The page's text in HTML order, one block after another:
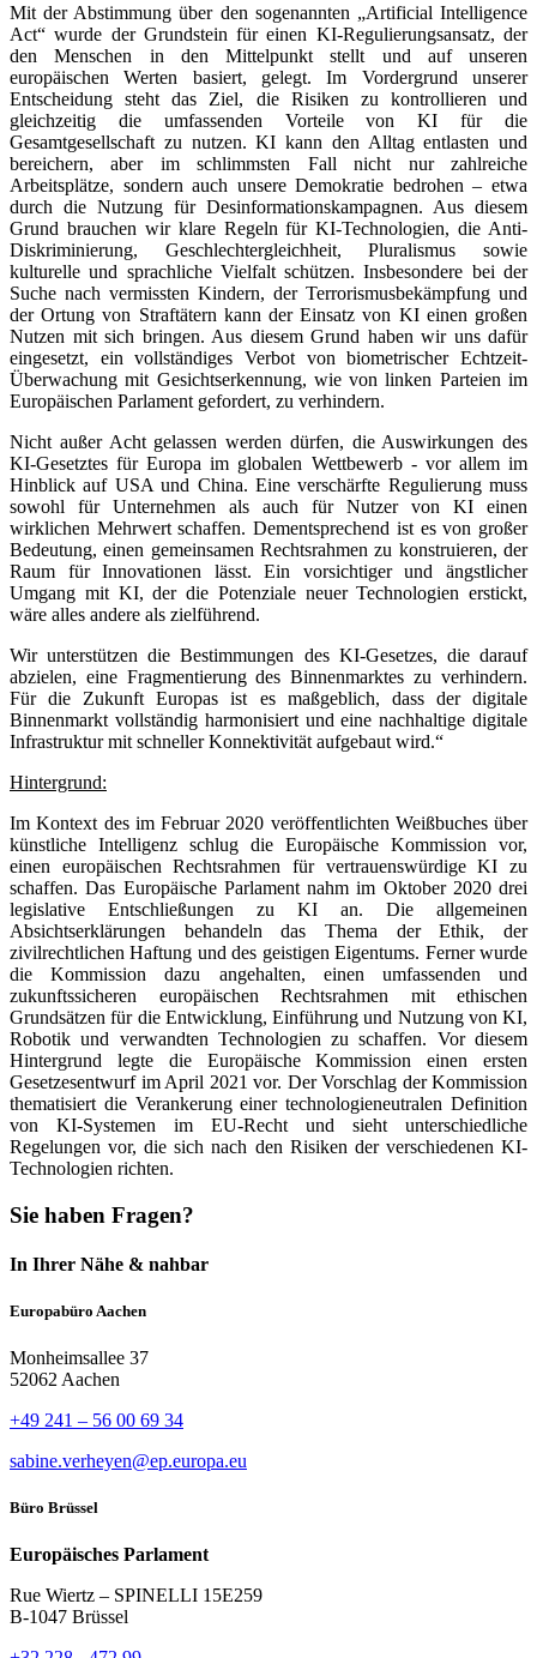
Mit der Abstimmung über den sogenannten „Artificial Intelligence
Act“ wurde der Grundstein für einen KI-Regulierungsansatz, der
den Menschen in den Mittelpunkt stellt und auf unseren
europäischen Werten basiert, gelegt. Im Vordergrund unserer
Entscheidung steht das Ziel, die Risiken zu kontrollieren und
gleichzeitig die umfassenden Vorteile von KI für die
Gesamtgesellschaft zu nutzen. KI kann den Alltag entlasten und
bereichern, aber im schlimmsten Fall nicht nur zahlreiche
Arbeitsplätze, sondern auch unsere Demokratie bedrohen – etwa
durch die Nutzung für Desinformationskampagnen. Aus diesem
Grund brauchen wir klare Regeln für KI-Technologien, die Anti-
Diskriminierung, Geschlechtergleichheit, Pluralismus sowie
kulturelle und sprachliche Vielfalt schützen. Insbesondere bei der
Suche nach vermissten Kindern, der Terrorismusbekämpfung und
der Ortung von Straftätern kann der Einsatz von KI einen großen
Nutzen mit sich bringen. Aus diesem Grund haben wir uns dafür
eingesetzt, ein vollständiges Verbot von biometrischer Echtzeit-
Überwachung mit Gesichtserkennung, wie von linken Parteien im
Europäischen Parlament gefordert, zu verhindern.
Nicht außer Acht gelassen werden dürfen, die Auswirkungen des
KI-Gesetztes für Europa im globalen Wettbewerb - vor allem im
Hinblick auf USA und China. Eine verschärfte Regulierung muss
sowohl für Unternehmen als auch für Nutzer von KI einen
wirklichen Mehrwert schaffen. Dementsprechend ist es von großer
Bedeutung, einen gemeinsamen Rechtsrahmen zu konstruieren, der
Raum für Innovationen lässt. Ein vorsichtiger und ängstlicher
Umgang mit KI, der die Potenziale neuer Technologien erstickt,
wäre alles andere als zielführend.
Wir unterstützen die Bestimmungen des KI-Gesetzes, die darauf
abzielen, eine Fragmentierung des Binnenmarktes zu verhindern.
Für die Zukunft Europas ist es maßgeblich, dass der digitale
Binnenmarkt vollständig harmonisiert und eine nachhaltige digitale
Infrastruktur mit schneller Konnektivität aufgebaut wird.“
Hintergrund:
Im Kontext des im Februar 2020 veröffentlichten Weißbuches über
künstliche Intelligenz schlug die Europäische Kommission vor,
einen europäischen Rechtsrahmen für vertrauenswürdige KI zu
schaffen. Das Europäische Parlament nahm im Oktober 2020 drei
legislative Entschließungen zu KI an. Die allgemeinen
Absichtserklärungen behandeln das Thema der Ethik, der
zivilrechtlichen Haftung und des geistigen Eigentums. Ferner wurde
die Kommission dazu angehalten, einen umfassenden und
zukunftssicheren europäischen Rechtsrahmen mit ethischen
Grundsätzen für die Entwicklung, Einführung und Nutzung von KI,
Robotik und verwandten Technologien zu schaffen. Vor diesem
Hintergrund legte die Europäische Kommission einen ersten
Gesetzesentwurf im April 2021 vor. Der Vorschlag der Kommission
thematisiert die Verankerung einer technologieneutralen Definition
von KI-Systemen im EU-Recht und sieht unterschiedliche
Regelungen vor, die sich nach den Risiken der verschiedenen KI-
Technologien richten.
Sie haben Fragen?
In Ihrer Nähe & nahbar
Europabüro Aachen
Monheimsallee 37
52062 Aachen
+49 241 – 56 00 69 34
sabine.verheyen@ep.europa.eu
Büro Brüssel
Europäisches Parlament
Rue Wiertz – SPINELLI 15E259
B-1047 Brüssel